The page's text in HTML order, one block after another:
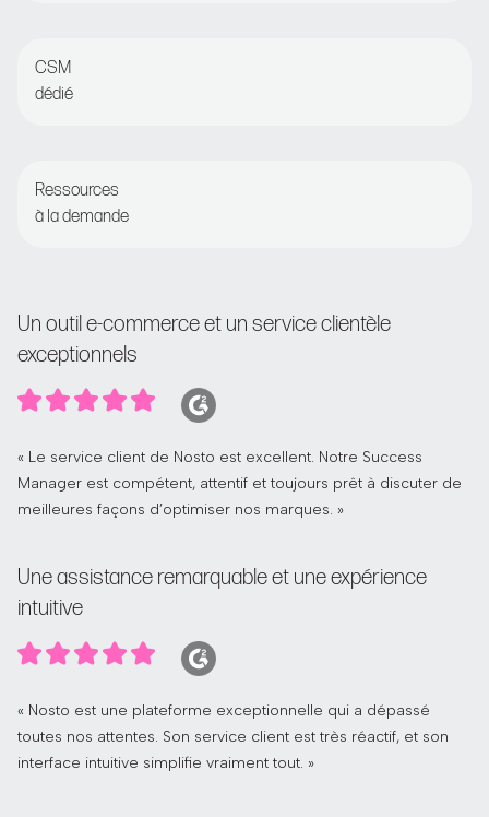
CSM
dédié
Ressources
à la demande
Un outil e-commerce et un service clientèle
exceptionnels
« Le service client de Nosto est excellent. Notre Success
Manager est compétent, attentif et toujours prêt à discuter de
meilleures façons d’optimiser nos marques. »
Une assistance remarquable et une expérience
intuitive
« Nosto est une plateforme exceptionnelle qui a dépassé
toutes nos attentes. Son service client est très réactif, et son
interface intuitive simplifie vraiment tout. »